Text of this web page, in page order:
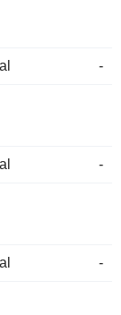
-
-
-